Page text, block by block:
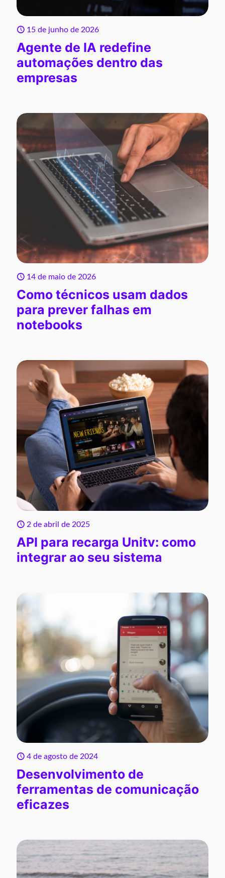
15 de junho de 2026
Agente de IA redefine
automações dentro das
empresas
14 de maio de 2026
Como técnicos usam dados
para prever falhas em
notebooks
2 de abril de 2025
API para recarga Unitv: como
integrar ao seu sistema
4 de agosto de 2024
Desenvolvimento de
ferramentas de comunicação
eficazes